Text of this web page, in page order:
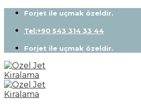
Skip
content
Forjet ile uçmak özeldir.
Tel:+90 543 314 33 44
Forjet ile uçmak özeldir.